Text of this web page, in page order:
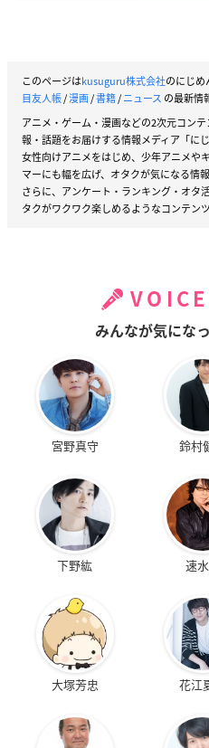
このページはkusuguru株式会社のにじめ
目友人帳/漫画/書籍/ニュース の最新情
アニメ・ゲーム・漫画などの2次元コン
報・話題をお届けする情報メディア「にじ
女性向けアニメをはじめ、少年アニメや
マーにも幅を広げ、オタクが気になる情
さらに、アンケート・ランキング・オタ
タクがワクワク楽しめるようなコンテン
みんなが気にな
宮野真守 鈴村
下野紘 速
大塚芳忠 花江